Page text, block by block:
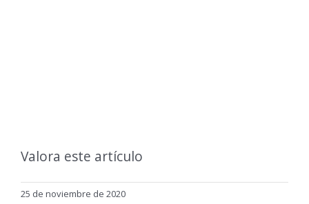
Valora este artículo
25 de noviembre de 2020